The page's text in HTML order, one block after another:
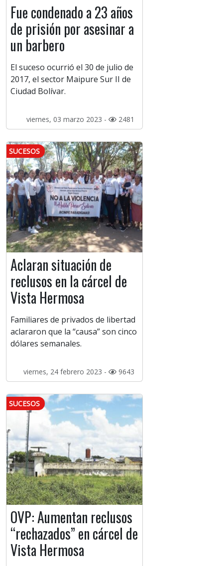
Fue condenado a 23 años
de prisión por asesinar a
un barbero
El suceso ocurrió el 30 de julio de
2017, el sector Maipure Sur II de
Ciudad Bolívar.
viernes, 03 marzo 2023 - 2481
SUCESOS
Aclaran situación de
reclusos en la cárcel de
Vista Hermosa
Familiares de privados de libertad
aclararon que la “causa” son cinco
dólares semanales.
viernes, 24 febrero 2023 - 9643
SUCESOS
OVP: Aumentan reclusos
“rechazados” en cárcel de
Vista Hermosa